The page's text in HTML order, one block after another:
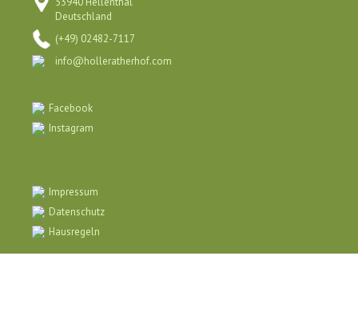
Deutschland
(+49) 02482-7117
info@holleratherhof.com
Facebook
Instagram
Impressum
Datenschutz
Hausregeln